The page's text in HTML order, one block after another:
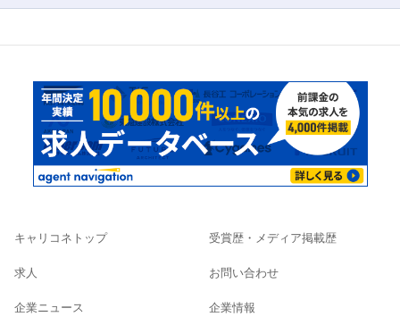
キャリコネトップ
求人
企業ニュース
受賞歴・メディア掲載歴
お問い合わせ
企業情報